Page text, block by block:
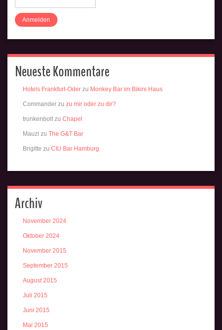
Neueste Kommentare
Hotels Frankfurt-Oder zu Monkey Bar im Bikini Haus
Commander zu zu mir oder zu dir?
trunkenbolt zu Chapel
Mauzi zu The G&T Bar
Brigitte zu CIU Bar Hamburg
Archiv
November 2024
Oktober 2024
November 2015
September 2015
August 2015
Juli 2015
Juni 2015
Mai 2015